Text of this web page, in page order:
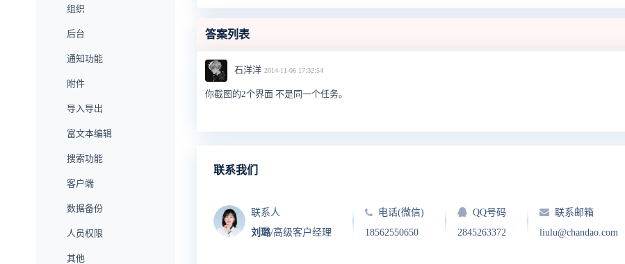
组织
后台
通知功能
附件
导入导出
富文本编辑
搜索功能
客户端
数据备份
人员权限
其他
答案列表
石洋洋 2014-11-06 17:32:54
你截图的2个界面 不是同一个任务。
联系我们
联系人
刘璐/高级客户经理
电话(微信)
18562550650
QQ号码
2845263372
联系邮箱
liulu@chandao.com